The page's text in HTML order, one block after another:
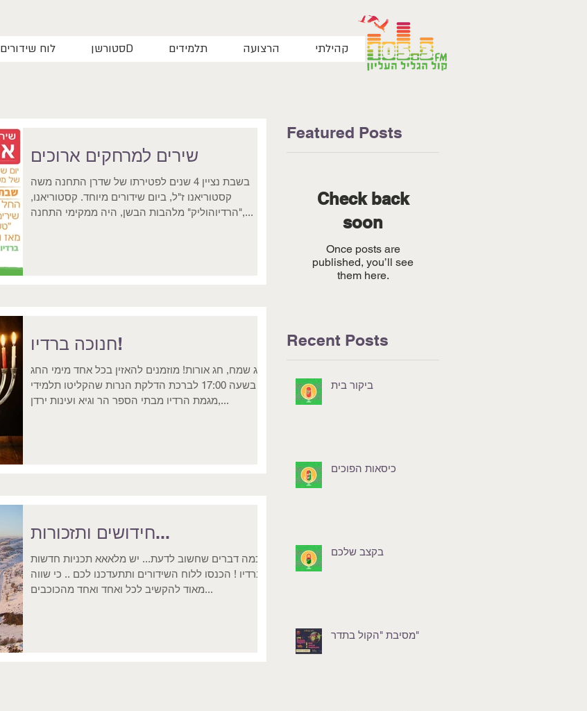
לוח שידורים סטורשןD תלמידים הרצועה קהילתי
שירים למרחקים ארוכים
בשבת נציין 4 שנים לפטירתו של שדרן התחנה משה
קסטוריאנו ז"ל, ביום שידורים מיוחד. קסטוריאנו,
"הרדיוהוליק" מלהבות הבשן, היה ממקימי התחנה,...
חנוכה ברדיו!
חג שמח, חג אורות! מוזמנים להאזין בכל אחד מימי החג
בשעה 17:00 לברכת הדלקת הנרות שהקליטו תלמידי
מגמת הרדיו מבתי הספר הר וגיא ועינות ירדן,...
חידושים ותזכורות...
אז כמה דברים שחשוב לדעת... יש מלאאא תכניות חדשות
ברדיו ! הכנסו ללוח השידורים ותתעדכנו לכם .. כי שווה
מאוד להקשיב לכל ואחד ואחד מהכוכבים...
Featured Posts
Check back
soon
Once posts are
published, you’ll see
them here.
Recent Posts
ביקור בית
כיסאות הפוכים
בקצב שלכם
מסיבת "הקול בתדר"